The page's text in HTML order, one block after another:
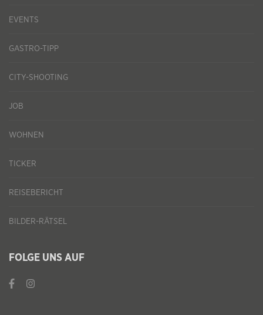
EVENTS
GASTRO-TIPP
CITY-SHOOTING
JOB
WOHNEN
TICKER
REISEBERICHT
BILDER-RÄTSEL
FOLGE UNS AUF